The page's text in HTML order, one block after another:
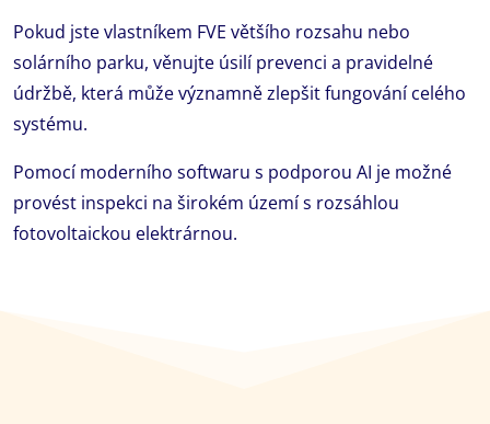
Pokud jste vlastníkem FVE většího rozsahu nebo
solárního parku, věnujte úsilí prevenci a pravidelné
údržbě, která může významně zlepšit fungování celého
systému.
Pomocí moderního softwaru s podporou AI je možné
provést inspekci na širokém území s rozsáhlou
fotovoltaickou elektrárnou.